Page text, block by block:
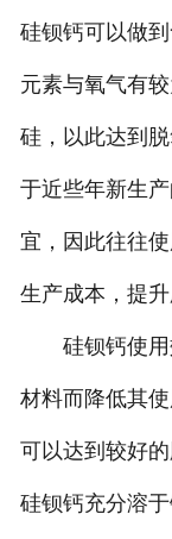
硅钡钙可以做
元素与氧气有
硅，以此达到
于近些年新生
宜，因此往往
生产成本，提升
硅钡钙使用
材料而降低其
可以达到较好
硅钡钙充分溶